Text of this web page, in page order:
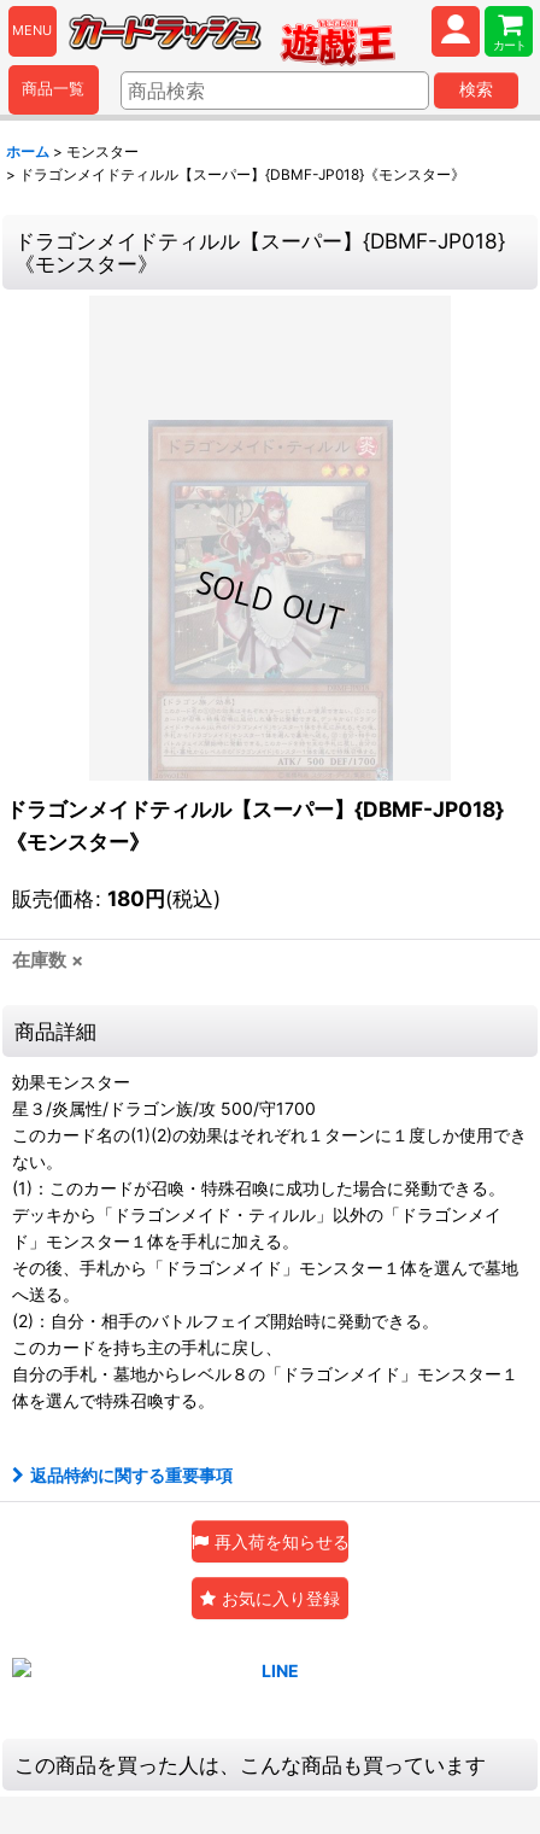
MENU
カート
商品一覧 検索
ホーム > モンスター
> ドラゴンメイドティルル【スーパー】{DBMF-JP018}《モンスター》
ドラゴンメイドティルル【スーパー】{DBMF-JP018}
《モンスター》
ドラゴンメイドティルル【スーパー】{DBMF-JP018}
《モンスター》
販売価格: 180円(税込)
在庫数 ×
商品詳細
効果モンスター
星３/炎属性/ドラゴン族/攻 500/守1700
このカード名の(1)(2)の効果はそれぞれ１ターンに１度しか使用でき
ない。
(1)：このカードが召喚・特殊召喚に成功した場合に発動できる。
デッキから「ドラゴンメイド・ティルル」以外の「ドラゴンメイ
ド」モンスター１体を手札に加える。
その後、手札から「ドラゴンメイド」モンスター１体を選んで墓地
へ送る。
(2)：自分・相手のバトルフェイズ開始時に発動できる。
このカードを持ち主の手札に戻し、
自分の手札・墓地からレベル８の「ドラゴンメイド」モンスター１
体を選んで特殊召喚する。
返品特約に関する重要事項
再入荷を知らせる
お気に入り登録
この商品を買った人は、こんな商品も買っています